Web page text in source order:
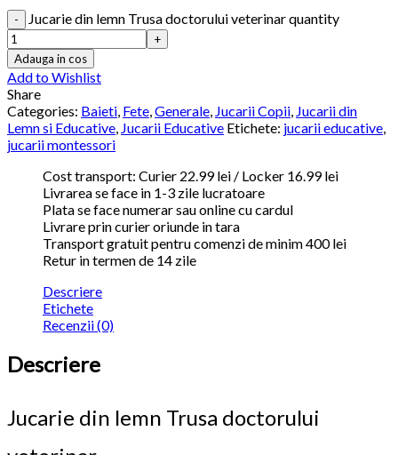
Jucarie din lemn Trusa doctorului veterinar quantity
Adauga in cos
Add to Wishlist
Share
Categories: Baieti, Fete,Generale, Jucarii Copii, Jucarii din
Lemn si Educative, Jucarii Educative Etichete: jucarii educative,
jucarii montessori
Cost transport: Curier 22.99 lei / Locker 16.99 lei
Livrarea se face in 1-3 zile lucratoare
Plata se face numerar sau online cu cardul
Livrare prin curier oriunde in tara
Transport gratuit pentru comenzi de minim 400 lei
Retur in termen de 14 zile
Descriere
Etichete
Recenzii (0)
Descriere
Jucarie din lemn Trusa doctorului